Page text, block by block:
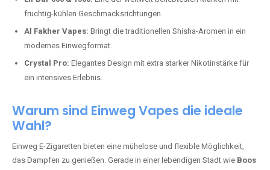
fruchtig-kühlen Geschmacksrichtungen.
Al Fakher Vapes: Bringt die traditionellen Shisha-Aromen in ein
modernes Einwegformat.
Crystal Pro: Elegantes Design mit extra starker Nikotinstärke für
ein intensives Erlebnis.
Warum sind Einweg Vapes die ideale
Wahl?
Einweg E-Zigaretten bieten eine mühelose und flexible Möglichkeit,
das Dampfen zu genießen. Gerade in einer lebendigen Stadt wie Boos